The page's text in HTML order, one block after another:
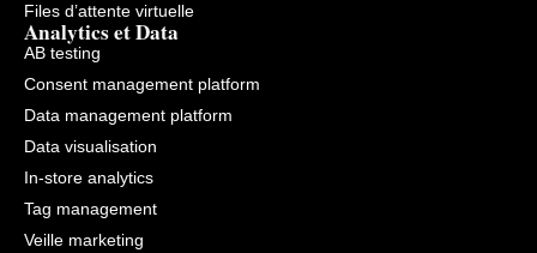
Files d’attente virtuelle
Analytics et Data
AB testing
Consent management platform
Data management platform
Data visualisation
In-store analytics
Tag management
Veille marketing